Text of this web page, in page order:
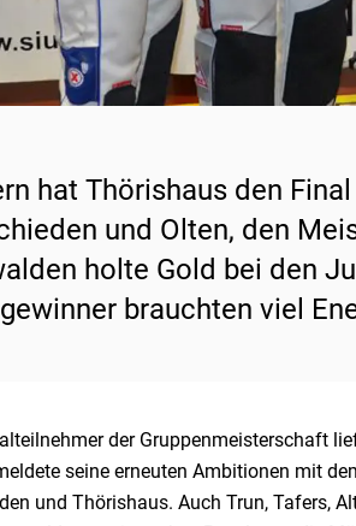
hat Thörishaus den
und Olten, den
holte Gold bei den
brauchten viel
der Gruppenmeisterschaft
seine erneuten Ambitionen mit
und Thörishaus. Auch Trun, Tafers,